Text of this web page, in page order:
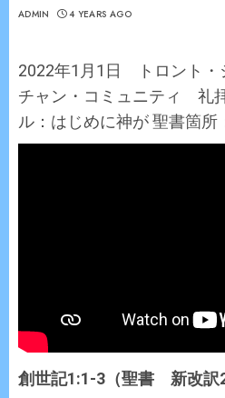
ADMIN 4 YEARS AGO
2022年1月1日 トロント・
チャン・コミュニティ 礼
ル：はじめに神が 聖書箇所
創世記1:1-3（聖書 新改訳